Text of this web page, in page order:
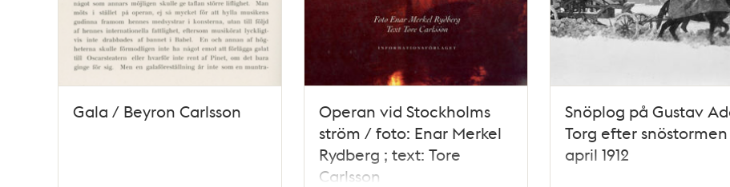
Gala / Beyron Carlsson
Operan vid Stockholms
ström / foto: Enar Merkel
Rydberg ; text: Tore
Carlsson
Snöplog på Gustav
Torg efter
april 1912